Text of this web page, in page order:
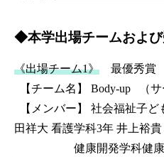
◆本学出場チームおよ
《出場チーム1》 最優秀賞
【チーム名】 Body-up （サ
【メンバー】 社会福祉子
田祥大 看護学科3年 井上裕貴
健康開発学科健